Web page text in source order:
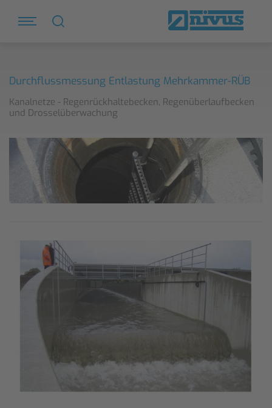
Durchflussmessung Entlastung Mehrkammer-RÜB
Kanalnetze - Regenrückhaltebecken, Regenüberlaufbecken
und Drosselüberwachung